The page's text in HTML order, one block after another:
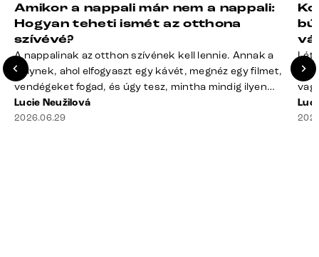
Amikor a nappali már nem a nappali:
Hogyan teheti ismét az otthona
szívévé?
A nappalinak az otthon szívének kell lennie. Annak a
helynek, ahol elfogyaszt egy kávét, megnéz egy filmet,
vendégeket fogad, és úgy tesz, mintha mindig ilyen
rend lenne. A valóság? A takaró félig a kanapén hever,
a távirányító rejtélyes módon eltűnt, a dohányzóasztal
Lucie Neužilová
2026.06.29